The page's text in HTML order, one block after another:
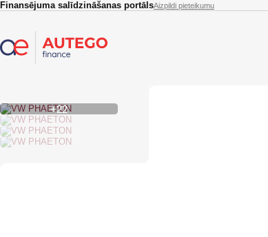
Skip to main content
Finansējuma salīdzināšanas portālsAizpildi pieteikumu
+22